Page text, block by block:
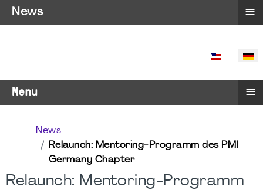
SPRACHE
Menu ≡
News
Relaunch: Mentoring-Programm des PMI
Germany Chapter
Relaunch: Mentoring-Programm
News ≡